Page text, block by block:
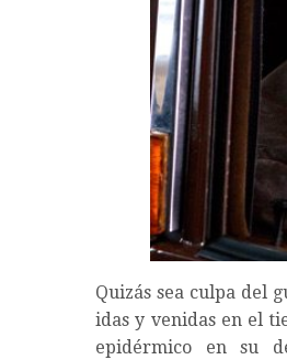
Quizás sea culpa del
idas y venidas en el
epidérmico en su